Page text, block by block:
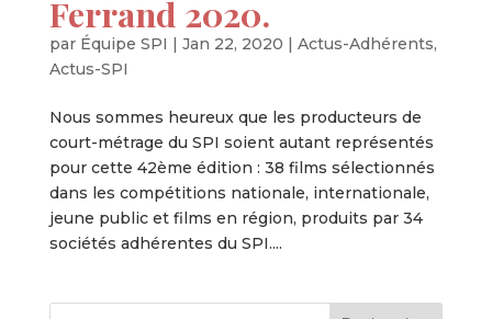
Ferrand 2020.
par Équipe SPI Jan 22, 2020 Actus-Adhérents,
Actus-SPI
Nous sommes heureux que les producteurs de
court-métrage du SPI soient autant représentés
pour cette 42ème édition : 38 films sélectionnés
dans les compétitions nationale, internationale,
jeune public et films en région, produits par 34
sociétés adhérentes du SPI....